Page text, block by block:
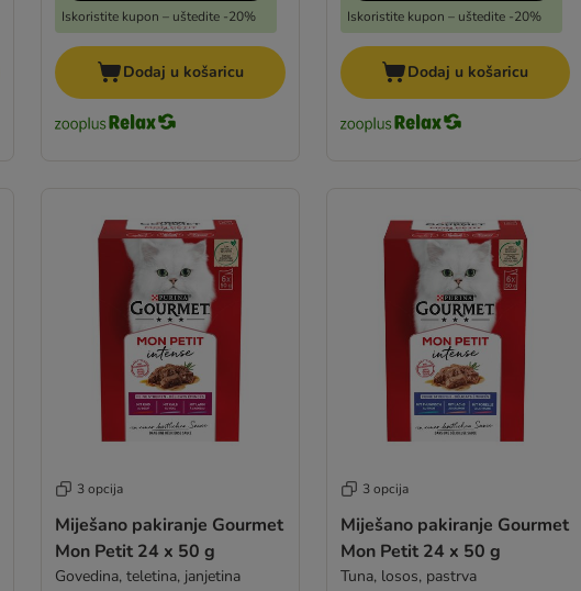
Iskoristite kupon – uštedite -20%
Dodaj u košaricu
Iskoristite kupon – uštedite -20%
Dodaj u košaricu
3 opcija
Miješano pakiranje Gourmet
Mon Petit 24 x 50 g
Govedina, teletina, janjetina
3 opcija
Miješano pakiranje Gourmet
Mon Petit 24 x 50 g
Tuna, losos, pastrva